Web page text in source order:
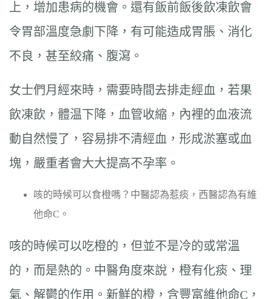
上，增加患病的機會。還有飯前飯後飲凍飲會
令胃部溫度急劇下降，有可能造成胃脹、消化
不良，甚至絞痛、腹瀉。
女士們月經來時，需要時間去排走經血，若果
飲凍飲，體温下降，血管收縮，內裡的血液流
動自然慢了，容易排不清經血，形成淤塞或血
塊，嚴重者會大大提高不孕率。
咳的時候可以食橙嗎？中醫認為惹痰，西醫認為有維
他命C。
咳的時候可以吃橙的，但並不是冷的或常溫
的，而是熱的。中醫角度來說，橙有化痰、理
氣、解鬱的作用。新鮮的橙，含豐富維他命C，